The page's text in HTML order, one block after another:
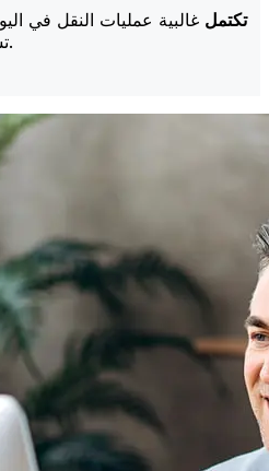
تكتمل غالبية عمليات النقل في
تسليم أموالك بسرعة وموثوقية.